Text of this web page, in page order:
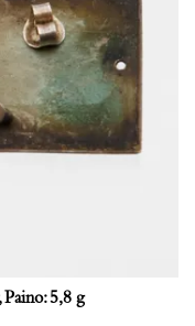
5,8 g